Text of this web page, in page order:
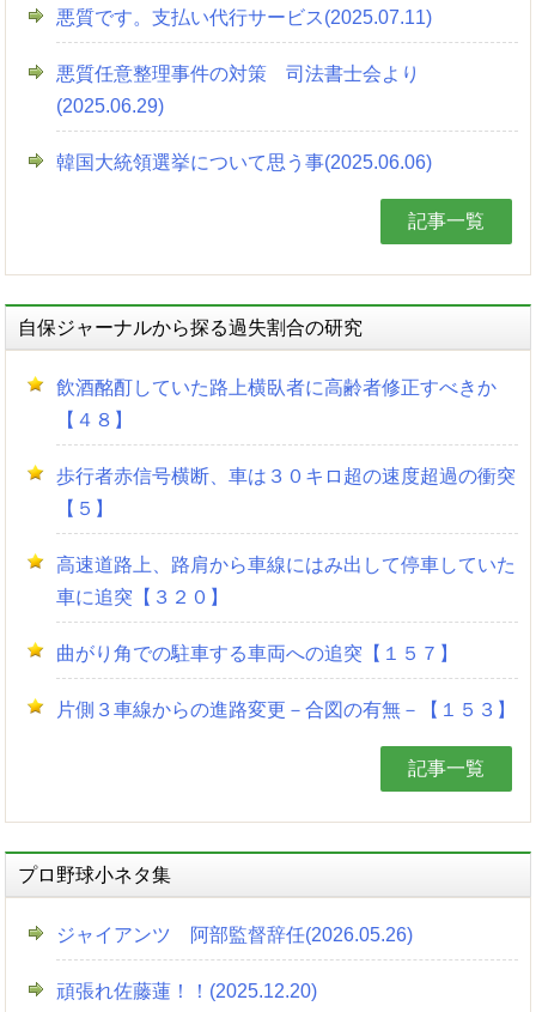
悪質です。支払い代行サービス(2025.07.11)
悪質任意整理事件の対策 司法書士会より
(2025.06.29)
韓国大統領選挙について思う事(2025.06.06)
記事一覧
自保ジャーナルから探る過失割合の研究
飲酒酩酊していた路上横臥者に高齢者修正すべきか
【４８】
歩行者赤信号横断、車は３０キロ超の速度超過の衝突
【５】
高速道路上、路肩から車線にはみ出して停車していた
車に追突【３２０】
曲がり角での駐車する車両への追突【１５７】
片側３車線からの進路変更－合図の有無－【１５３】
記事一覧
プロ野球小ネタ集
ジャイアンツ 阿部監督辞任(2026.05.26)
頑張れ佐藤蓮！！(2025.12.20)